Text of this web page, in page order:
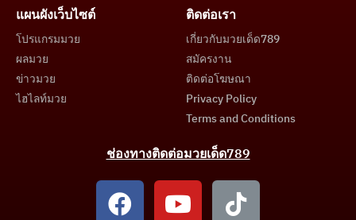
แผนผังเว็บไซต์
โปรแกรมมวย
ผลมวย
ข่าวมวย
ไฮไลท์มวย
ติดต่อเรา
เกี่ยวกับมวยเด็ด789
สมัครงาน
ติดต่อโฆษณา
Privacy Policy
Terms and Conditions
ช่องทางติดต่อมวยเด็ด789